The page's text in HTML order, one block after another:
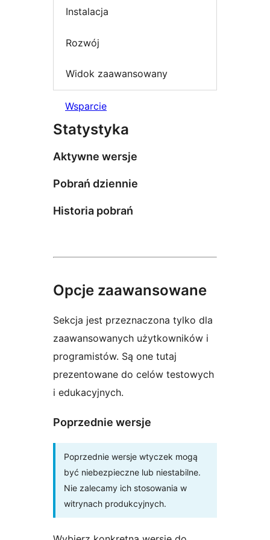
Instalacja
Rozwój
Widok zaawansowany
Wsparcie
Statystyka
Aktywne wersje
Pobrań dziennie
Historia pobrań
Opcje zaawansowane
Sekcja jest przeznaczona tylko dla
zaawansowanych użytkowników i
programistów. Są one tutaj
prezentowane do celów testowych
i edukacyjnych.
Poprzednie wersje
Poprzednie wersje wtyczek mogą
być niebezpieczne lub niestabilne.
Nie zalecamy ich stosowania w
witrynach produkcyjnych.